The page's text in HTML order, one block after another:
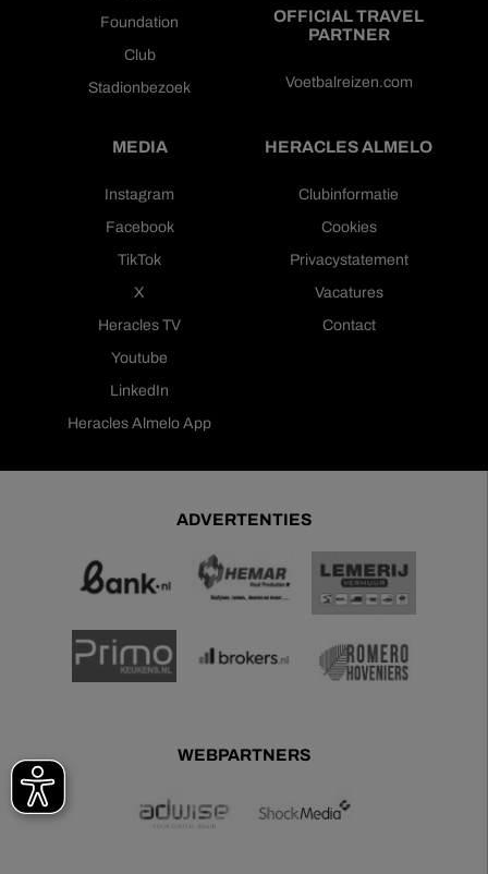
Foundation
Club
Stadionbezoek
OFFICIAL TRAVEL
PARTNER
Voetbalreizen.com
MEDIA
Instagram
Facebook
TikTok
X
Heracles TV
Youtube
LinkedIn
Heracles Almelo App
HERACLES ALMELO
Clubinformatie
Cookies
Privacystatement
Vacatures
Contact
ADVERTENTIES
WEBPARTNERS